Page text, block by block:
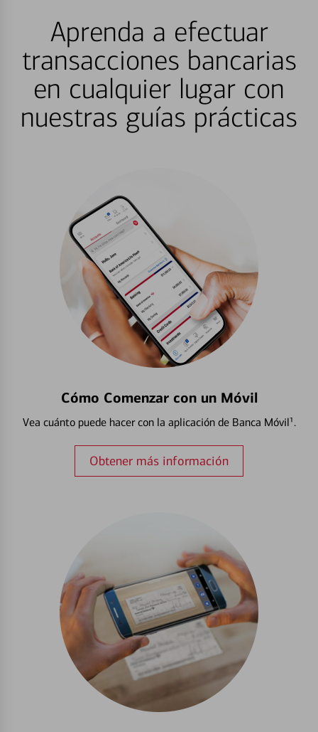
Aprenda a efectuar
transacciones bancarias
en cualquier lugar con
nuestras guías prácticas
Cómo Comenzar con un Móvil
Vea cuánto puede hacer con la aplicación de Banca Móvil¹.
Obtener más información